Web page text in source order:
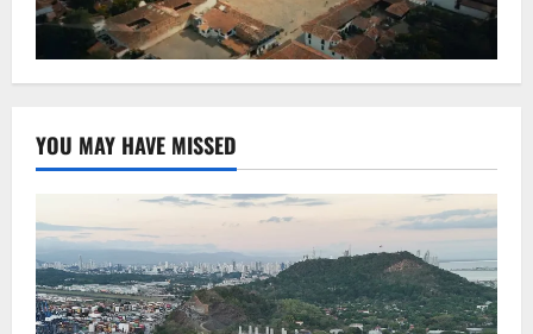
YOU MAY HAVE MISSED